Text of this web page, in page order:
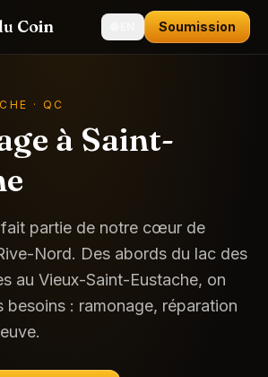
Coin Soumission
· QC
à Saint-
partie de notre cœur de
Nord. Des abords du lac des
au Vieux-Saint-Eustache, on
besoins : ramonage, réparation